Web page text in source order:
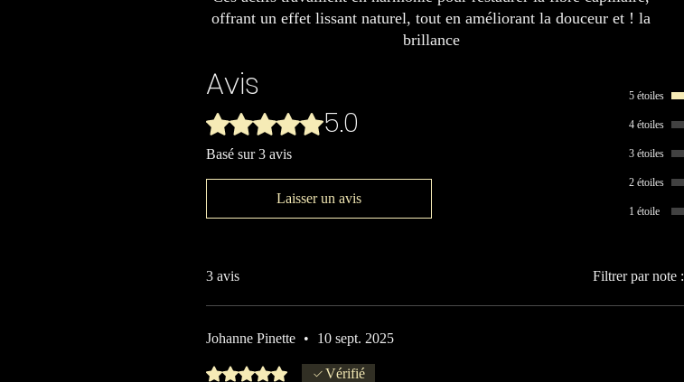
offrant un effet lissant naturel, tout en améliorant la douceur et ! la
brillance
Avis
Noté 5 sur 5. 5.0
Basé sur 3 avis
Laisser un avis
5 étoiles
4 étoiles
3 étoiles
2 étoiles
1 étoile
3 avis Filtrer par note :
Johanne Pinette • 10 sept. 2025
Noté 5 sur 5. Vérifié